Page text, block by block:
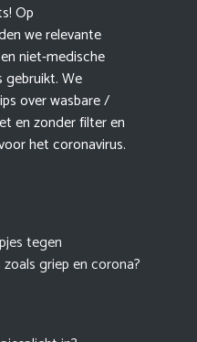
Op
we relevante
niet-medische
gebruikt. We
over wasbare /
en zonder filter en
het coronavirus.
tegen
griep en corona?